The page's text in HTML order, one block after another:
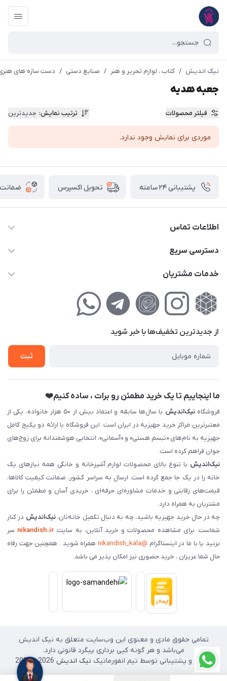
نیک اندیش / کتاب ، لوازم تحریر و هنر / صنایع دستی / دست سازه های
جعبه هدیه
فیلتر محصولات ترتیب نمایش: جدیدترین
موردی برای نمایش وجود ندارد.
پشتیبانی ۲۴ ساعته تحویل اکسپرس ضمانت
اطلاعات تماس
02177111474
کوچه گلریز 4 غربی ، پلاک 13
دسترسی سریع
حساب کاربری
لیست محصولات
خدمات مشتریان
راهنمای‌خرید‌آنلاین
حریم خصوصی
فروش‌اقساطی
از جدید‌ترین تخفیف‌ها با‌ خبر شوید
ثبت
ما اینجاییم تا یک خرید مطمئن رو برات ، ساده کنیم❤️
فروشگاهنیک‌اندیش
با سال‌ها سابقه و اعتماد بیش از ۵۰ هزار خانواده، یکی از
معتبرترین مراکز خرید جهیزیه در ایران است. این فروشگاه با ارائه دو پکیج کامل
جهیزیه به نام‌های «تبسم هستی» و «آسمانی»، انتخابی هوشمندانه برای زوج‌های
جوان فراهم کرده است.
نیک‌اندیش با تنوع بالای محصولات لوازم آشپزخانه و خانگی همه نیازهای یک
خانه را در یک جا جمع کرده است. ارسال به سراسر کشور، ضمانت کیفیت کالاها،
قیمت‌های رقابتی و خدمات مشاوره‌ای حرفه‌ای ، خریدی آسان و مطمئن را برای
مشتریان به همراه دارد.
چه در حال خرید جهیزیه باشید، چه به دنبال تکمیل خانه‌تان،نیک‌اندیش در کنار
شماست. برای مشاهده محصولات و خرید آنلاین، به سایت nikandish.ir سر
بزنید یا با ما در اینستاگرام @nikandish_kala
همراه شوید . همچنین جهت رفاه
حال شما عزیزان ، خرید حضوری نیز امکان پذیر می باشد.
تمامی حقوق مادی و معنوی این وب‌سایت متعلق به نیک اندیش
می‌باشد و هر گونه کپی برداری پیگرد قانونی دارد.
طراحی و پشتیبانی توسط تیم انفورماتیک نیک اندیش 2026 - 2025